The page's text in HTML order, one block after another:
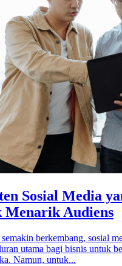
Sosial Media
Audiens
berkembang, sosial
utama bagi bisnis untuk
Namun, untuk...